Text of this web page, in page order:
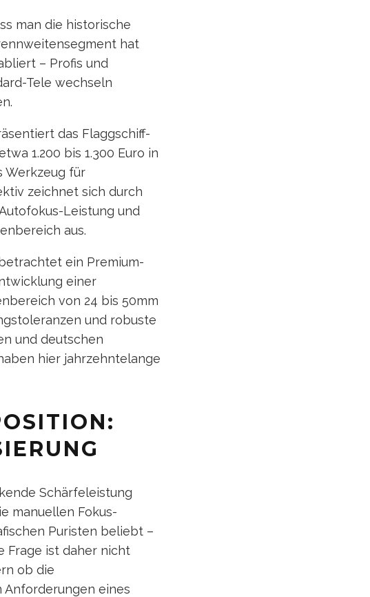
man die historische
hat
– Profis und
Tele wechseln
das Flaggschiff-
1.200 bis 1.300 Euro in
Werkzeug für
zeichnet sich durch
Leistung und
aus.
ein Premium-
einer
von 24 bis 50mm
und robuste
und deutschen
hier jahrzehntelange
Schärfeleistung
manuellen Fokus-
Puristen beliebt –
Frage ist daher nicht
ob die
eines